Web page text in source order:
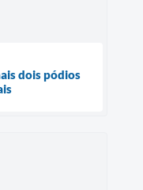
dois pódios